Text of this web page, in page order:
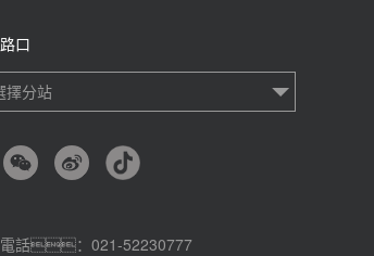
口
擇分站
電話：021-52230777